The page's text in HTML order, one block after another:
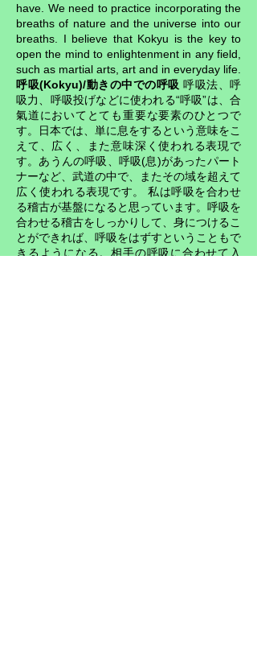
have. We need to practice incorporating the
breaths of nature and the universe into our
breaths. I believe that Kokyu is the key to
open the mind to enlightenment in any field,
such as martial arts, art and in everyday life.
呼吸(Kokyu)/動きの中での呼吸 呼吸法、呼
吸力、呼吸投げなどに使われる“呼吸”は、合
氣道においてとても重要な要素のひとつで
す。日本では、単に息をするという意味をこ
えて、広く、また意味深く使われる表現で
す。あうんの呼吸、呼吸(息)があったパート
ナーなど、武道の中で、またその域を超えて
広く使われる表現です。 私は呼吸を合わせ
る稽古が基盤になると思っています。呼吸を
合わせる稽古をしっかりして、身につけるこ
とができれば、呼吸をはずすということもで
きるようになる。相手の呼吸に合わせて入